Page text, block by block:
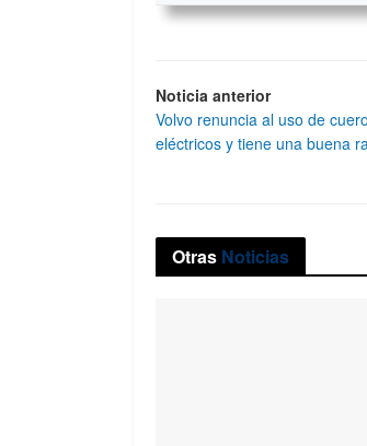
Noticia anterior
Volvo renuncia al uso de
eléctricos y tiene una buena
Otras Noticias